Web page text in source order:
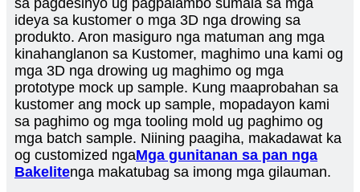
ideya sa kustomer o mga 3D nga drowing sa
produkto. Aron masiguro nga matuman ang mga
kinahanglanon sa Kustomer, maghimo una kami og
mga 3D nga drowing ug maghimo og mga
prototype mock up sample. Kung maaprobahan sa
kustomer ang mock up sample, mopadayon kami
sa paghimo og mga tooling mold ug paghimo og
mga batch sample. Niining paagiha, makadawat ka
og customized ngaMga gunitanan sa pan nga
Bakelitenga makatubag sa imong mga gilauman.